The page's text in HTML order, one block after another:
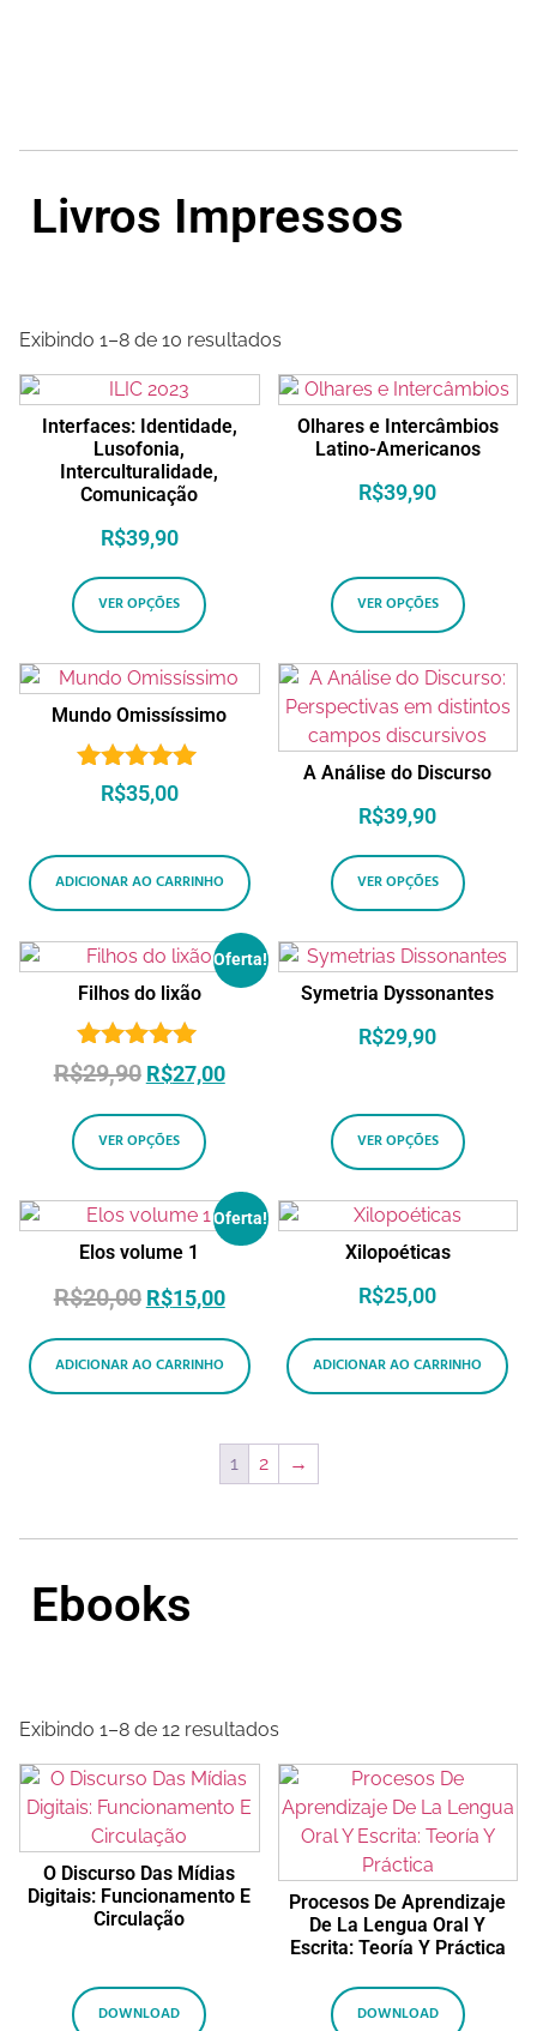
Livros Impressos
Exibindo 1–8 de 10 resultados
Interfaces: Identidade,
Lusofonia,
Interculturalidade,
Comunicação
R$39,90
VER OPÇÕES
Olhares e Intercâmbios
Latino-Americanos
R$39,90
VER OPÇÕES
Mundo Omissíssimo
Avaliação
5.00
R$35,00
ADICIONAR AO CARRINHO
A Análise do Discurso
R$39,90
VER OPÇÕES
Oferta!
Filhos do lixão
Avaliação
5.00
de 5
R$29,90 R$27,00
VER OPÇÕES
Symetria Dyssonantes
R$29,90
VER OPÇÕES
Oferta!
Elos volume 1
R$20,00 R$15,00
ADICIONAR AO CARRINHO
Xilopoéticas
R$25,00
ADICIONAR AO CARRINHO
1 2 →
Ebooks
Exibindo 1–8 de 12 resultados
O Discurso Das Mídias
Digitais: Funcionamento E
Circulação
DOWNLOAD
Procesos De Aprendizaje
De La Lengua Oral Y
Escrita: Teoría Y Práctica
DOWNLOAD